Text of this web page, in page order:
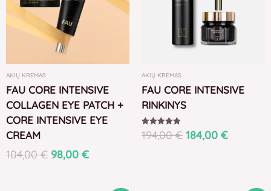
AKIŲ KREMAS
FAU CORE INTENSIVE
COLLAGEN EYE PATCH +
CORE INTENSIVE EYE
CREAM
104,00€ 98,00 €
AKIŲ KREMAS
FAU CORE INTENSIVE
RINKINYS
Įvertinimas:
5.00
194,00€ 184,00 €